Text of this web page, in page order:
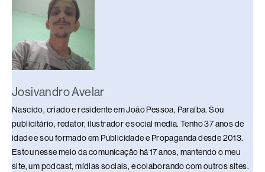
Josivandro Avelar
Nascido, criado e residente em João Pessoa, Paraíba. Sou
publicitário, redator, ilustrador e social media. Tenho 37 anos de
idade e sou formado em Publicidade e Propaganda desde 2013.
Estou nesse meio da comunicação há 17 anos, mantendo o meu
site, um podcast, mídias sociais, e colaborando com outros sites.